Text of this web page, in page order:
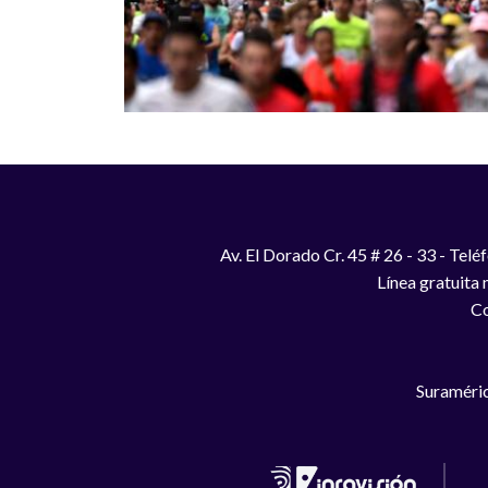
Av. El Dorado Cr. 45 # 26 - 33 -
Línea gratuita